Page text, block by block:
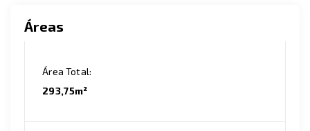
Áreas
Área Total:
293,75m²